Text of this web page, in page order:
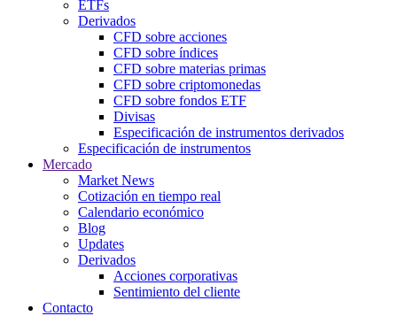
ETFs
Derivados
CFD sobre acciones
CFD sobre índices
CFD sobre materias primas
CFD sobre criptomonedas
CFD sobre fondos ETF
Divisas
Especificación de instrumentos derivados
Especificación de instrumentos
Mercado
Market News
Cotización en tiempo real
Calendario económico
Blog
Updates
Derivados
Acciones corporativas
Sentimiento del cliente
Contacto